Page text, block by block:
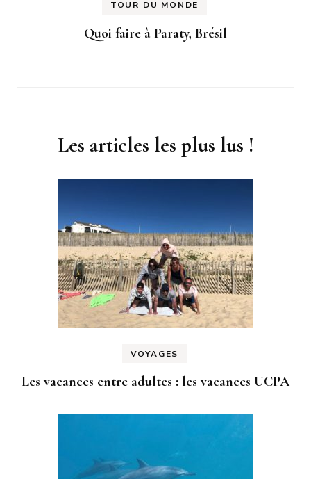
TOUR DU MONDE
Quoi faire à Paraty, Brésil
Les articles les plus lus !
VOYAGES
Les vacances entre adultes : les vacances UCPA